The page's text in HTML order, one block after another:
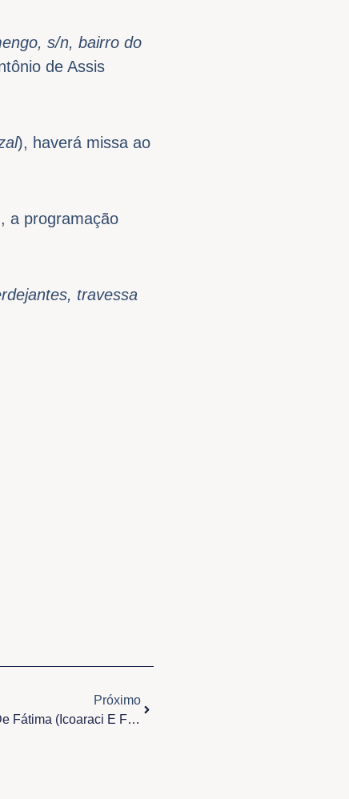
s/n, bairro do
de Assis
), haverá missa ao
a programação
travessa
Próximo
Festividade De Nossa Senhora De Fátima (Icoaraci E Fátima )